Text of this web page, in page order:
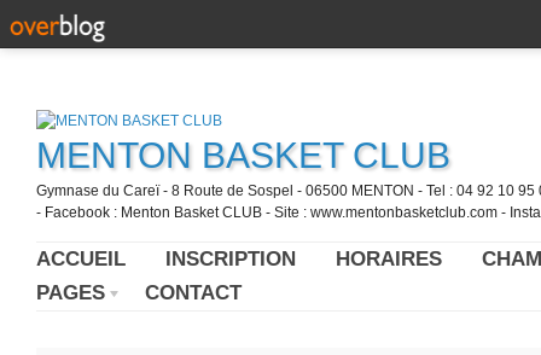
MENTON BASKET CLUB
Gymnase du Careï - 8 Route de Sospel - 06500 MENTON - Tel : 04 92 10
- Facebook : Menton Basket CLUB - Site : www.mentonbasketclub.com -
ACCUEIL INSCRIPTION HORAIRES
PAGES
CONTACT